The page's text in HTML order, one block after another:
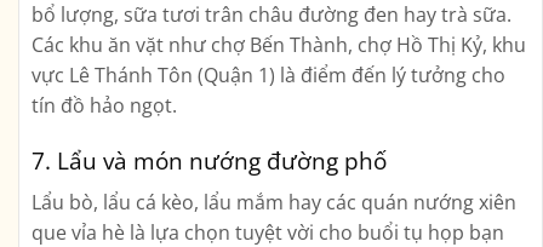
bổ lượng, sữa tươi trân châu đường đen hay trà sữa.
Các khu ăn vặt như chợ Bến Thành, chợ Hồ Thị Kỷ, khu
vực Lê Thánh Tôn (Quận 1) là điểm đến lý tưởng cho
tín đồ hảo ngọt.
7. Lẩu và món nướng đường phố
Lẩu bò, lẩu cá kèo, lẩu mắm hay các quán nướng xiên
que vỉa hè là lựa chọn tuyệt vời cho buổi tụ họp bạn